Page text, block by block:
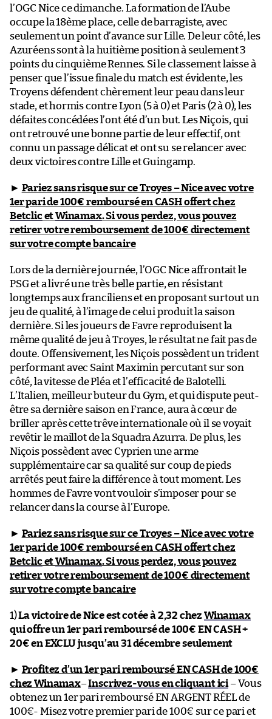
l’OGC Nice ce dimanche. La formation de l’Aube
occupe la 18ème place, celle de barragiste, avec
seulement un point d’avance sur Lille. De leur côté, les
Azuréens sont à la huitième position à seulement 3
points du cinquième Rennes. Si le classement laisse à
penser que l’issue finale du match est évidente, les
Troyens défendent chèrement leur peau dans leur
stade, et hormis contre Lyon (5 à 0) et Paris (2 à 0), les
défaites concédées l’ont été d’un but. Les Niçois, qui
ont retrouvé une bonne partie de leur effectif, ont
connu un passage délicat et ont su se relancer avec
deux victoires contre Lille et Guingamp.
► Pariez sans risque sur ce Troyes – Nice avec votre
1er pari de 100€ remboursé en CASH offert chez
BetclicetWinamax. Si vous perdez, vous pouvez
retirer votre remboursement de 100€ directement
sur votre compte bancaire
Lors de la dernière journée, l’OGC Nice affrontait le
PSG et a livré une très belle partie, en résistant
longtemps aux franciliens et en proposant surtout un
jeu de qualité, à l’image de celui produit la saison
dernière. Si les joueurs de Favre reproduisent la
même qualité de jeu à Troyes, le résultat ne fait pas de
doute. Offensivement, les Niçois possèdent un trident
performant avec Saint Maximin percutant sur son
côté, la vitesse de Pléa et l’efficacité de Balotelli.
L’Italien, meilleur buteur du Gym, et qui dispute peut-
être sa dernière saison en France, aura à cœur de
briller après cette trêve internationale où il se voyait
revêtir le maillot de la Squadra Azurra. De plus, les
Niçois possèdent avec Cyprien une arme
supplémentaire car sa qualité sur coup de pieds
arrêtés peut faire la différence à tout moment. Les
hommes de Favre vont vouloir s’imposer pour se
relancer dans la course à l’Europe.
► Pariez sans risque sur ce Troyes – Nice avec votre
1er pari de 100€ remboursé en CASH offert chez
BetclicetWinamax. Si vous perdez, vous pouvez
retirer votre remboursement de 100€ directement
sur votre compte bancaire
1)La victoire de Nice est cotée à 2,32 chez Winamax
qui offre un 1er pari remboursé de 100€ EN CASH +
20€ en EXCLU jusqu’au 31 décembre seulement
► Profitez d’un 1er pari remboursé EN CASH de 100€
chez Winamax–Inscrivez-vous en cliquant ici– Vous
obtenez un 1er pari remboursé EN ARGENT RÉEL de
100€- Misez votre premier pari de 100€ sur ce pari et